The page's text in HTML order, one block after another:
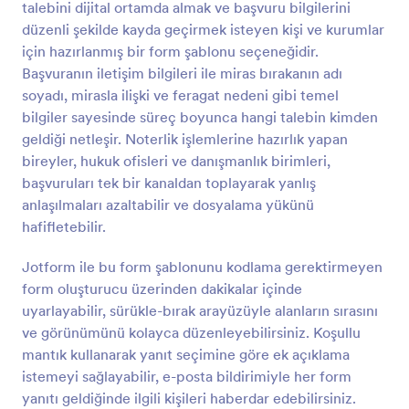
talebini dijital ortamda almak ve başvuru bilgilerini
düzenli şekilde kayda geçirmek isteyen kişi ve kurumlar
için hazırlanmış bir form şablonu seçeneğidir.
Başvuranın iletişim bilgileri ile miras bırakanın adı
soyadı, mirasla ilişki ve feragat nedeni gibi temel
bilgiler sayesinde süreç boyunca hangi talebin kimden
geldiği netleşir. Noterlik işlemlerine hazırlık yapan
bireyler, hukuk ofisleri ve danışmanlık birimleri,
başvuruları tek bir kanaldan toplayarak yanlış
anlaşılmaları azaltabilir ve dosyalama yükünü
hafifletebilir.
Jotform ile bu form şablonunu kodlama gerektirmeyen
form oluşturucu üzerinden dakikalar içinde
uyarlayabilir, sürükle-bırak arayüzüyle alanların sırasını
ve görünümünü kolayca düzenleyebilirsiniz. Koşullu
mantık kullanarak yanıt seçimine göre ek açıklama
istemeyi sağlayabilir, e-posta bildirimiyle her form
yanıtı geldiğinde ilgili kişileri haberdar edebilirsiniz.
Önizleme